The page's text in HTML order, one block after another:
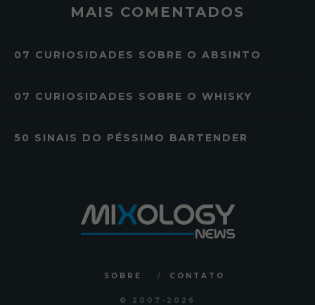
MAIS COMENTADOS
07 CURIOSIDADES SOBRE O ABSINTO
07 CURIOSIDADES SOBRE O WHISKY
50 SINAIS DO PÉSSIMO BARTENDER
SOBRE CONTATO
© 2007 -2026